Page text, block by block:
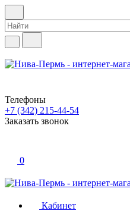
Телефоны
+7 (342) 215-44-54
Заказать звонок
0
Кабинет